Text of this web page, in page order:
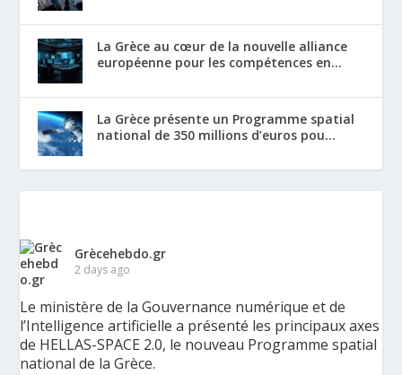
La Grèce au cœur de la nouvelle alliance
européenne pour les compétences en...
La Grèce présente un Programme spatial
national de 350 millions d’euros pou...
Grècehebdo.gr
2 days ago
Le ministère de la Gouvernance numérique et de
l’Intelligence artificielle a présenté les principaux axes
de HELLAS-SPACE 2.0, le nouveau Programme spatial
national de la Grèce.